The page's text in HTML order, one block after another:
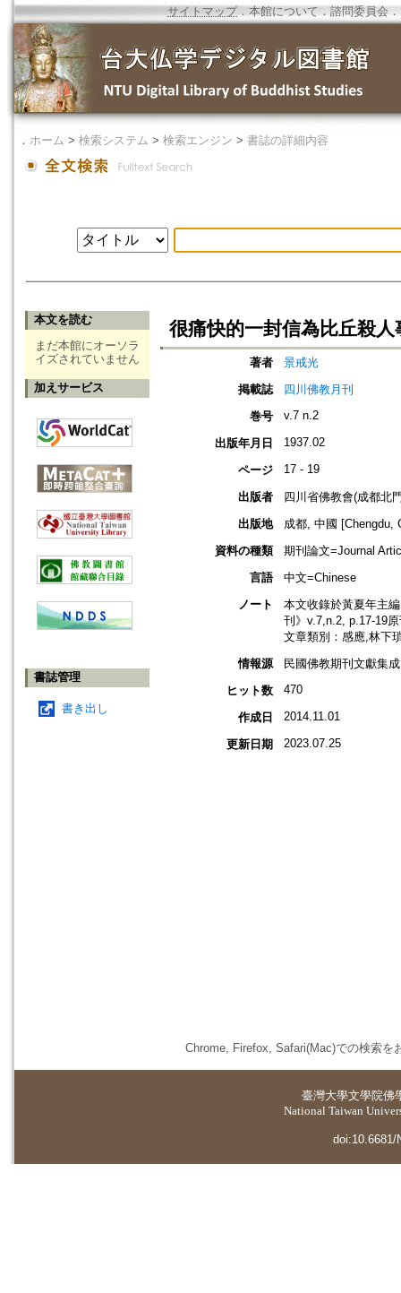
サイトマップ．本館について ． 諮問委員会 ．
． ホーム > 検索システム > 検索エンジン > 書誌の詳細内容
本文を読む
まだ本館にオーソラ
イズされていません
加えサービス
書誌管理
書き出し
很痛快的一封信為比丘殺人
著者
景戒光
掲載誌
四川佛教月刊
巻号
v.7 n.2
出版年月日 1937.02
ページ 17 - 19
出版者
四川省佛教會(成都北
出版地
成都, 中國 [Chengdu,
資料の種類
期刊論文=Journal
言語
中文=Chinese
ノート
本文收錄於黃夏年主
刊》v.7,n.2, p.17-19
文章類別：感應,林下
情報源
民國佛教期刊文獻集
ヒット数
470
作成日 2014.11.01
更新日期 2023.07.25
Chrome, Firefox, Safari(Mac)での検索を
臺灣大學文學院佛
National Taiwan
doi:10.6681/